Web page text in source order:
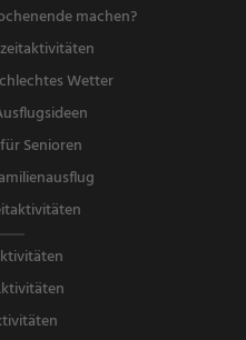
machen?
Wetter
Senioren